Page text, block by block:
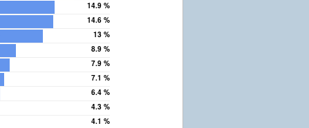
14.9 %
14.6 %
13 %
8.9 %
7.9 %
7.1 %
6.4 %
4.3 %
4.1 %